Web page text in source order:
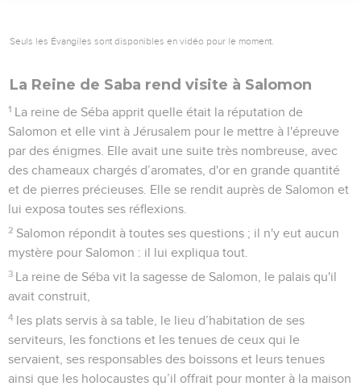
Seuls les Évangiles sont disponibles en vidéo pour le moment.
La Reine de Saba rend visite à Salomon
1 La reine de Séba apprit quelle était la réputation de
Salomon et elle vint à Jérusalem pour le mettre à l'épreuve
par des énigmes. Elle avait une suite très nombreuse, avec
des chameaux chargés d’aromates, d'or en grande quantité
et de pierres précieuses. Elle se rendit auprès de Salomon et
lui exposa toutes ses réflexions.
2 Salomon répondit à toutes ses questions ; il n'y eut aucun
mystère pour Salomon : il lui expliqua tout.
3 La reine de Séba vit la sagesse de Salomon, le palais qu'il
avait construit,
4 les plats servis à sa table, le lieu d’habitation de ses
serviteurs, les fonctions et les tenues de ceux qui le
servaient, ses responsables des boissons et leurs tenues
ainsi que les holocaustes qu’il offrait pour monter à la maison